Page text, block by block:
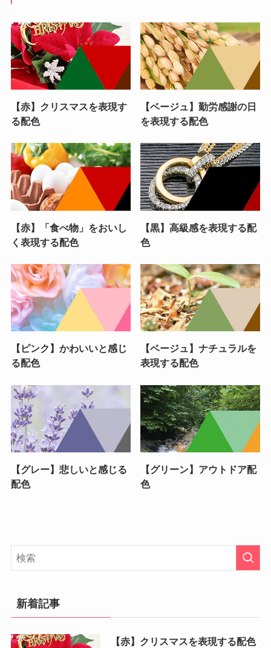
【赤】クリスマスを表現す
る配色
【ベージュ】勤労感謝の日
を表現する配色
【赤】「食べ物」をおいし
く表現する配色
【黒】高級感を表現する配
色
【ピンク】かわいいと感じ
る配色
【ベージュ】ナチュラルを
表現する配色
【グレー】悲しいと感じる
配色
【グリーン】アウトドア配
色
新着記事
【赤】クリスマスを表現する配色